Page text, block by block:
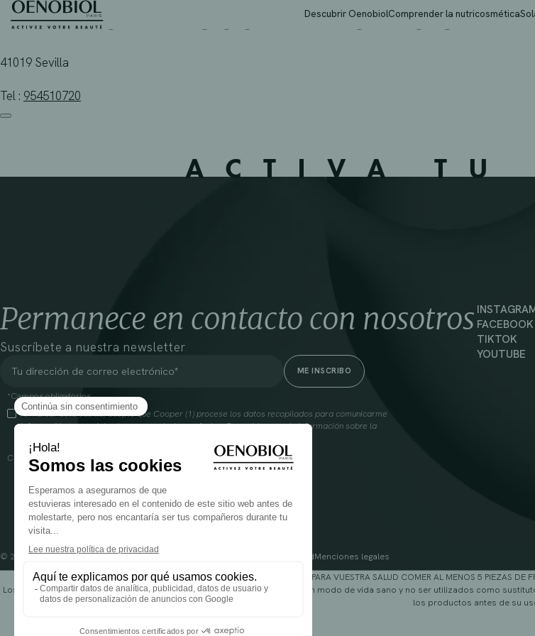
Skip
Descubrir OenobiolComprender la nutricosmética
FARMACIA ALCOSA 24 HORAS CB
41019 Sevilla
Tel : 954510720
ACTIVA TU
Permanece en contacto con nosotros
Suscríbete a nuestra newsletter
*Campos obligatorios
Al marcar esta casilla, acepto que Cooper (1) procese los datos recopilados para comunicarme
información comercial sobre sus productos y ofertas. Para obtener más información sobre la
Cooperación farmacéutica francesa, RCS Melun 399 227 636
FACEBOOK
TIKTOK
YOUTUBE
© 2024 OENOBIOL PARISCondiciones Generales de Uso Política de PrivacidadMenciones legales
PARA VUESTRA SALUD COMER AL MENOS 5 PIEZAS DE
Los complementos alimenticios tienen que ser utilizados en el cuadro de un modo de vida sano y no ser utilizados como
los productos antes de su